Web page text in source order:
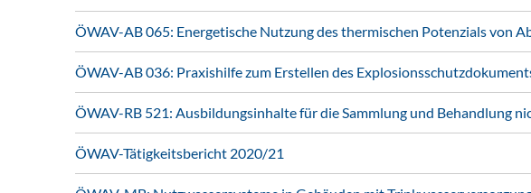
ÖWAV-AB 065: Energetische Nutzung des thermischen Potenzials von
ÖWAV-AB 036: Praxishilfe zum Erstellen des
ÖWAV-RB 521: Ausbildungsinhalte für die Sammlung und Behandlung
ÖWAV-Tätigkeitsbericht 2020/21